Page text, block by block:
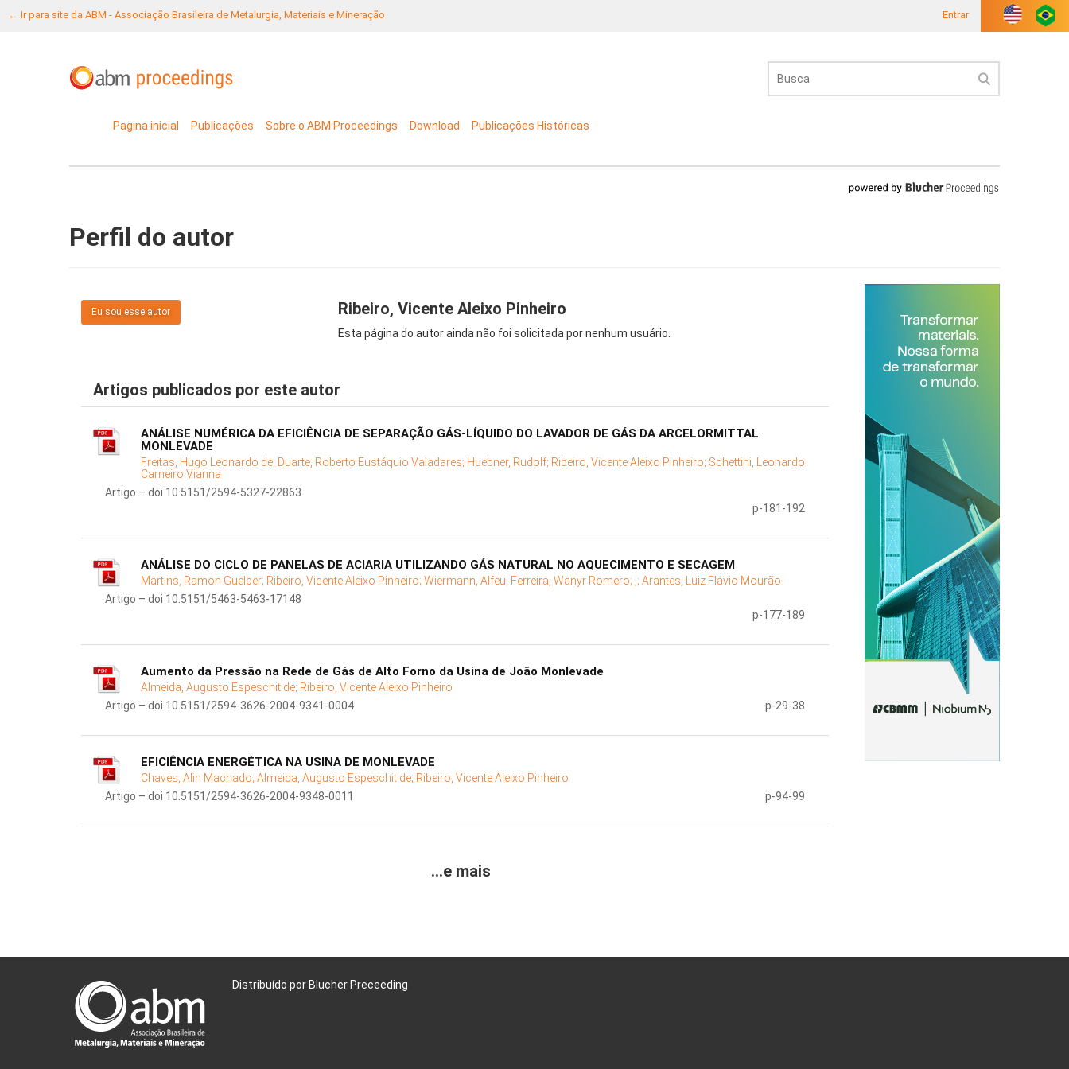
← Ir para site da ABM - Associação Brasileira de Metalurgia, Materiais e Mineração Entrar
Pagina inicial Publicações Sobre o ABM Proceedings Download Publicações Históricas
Perfil do autor
Eu sou esse autor Ribeiro, Vicente Aleixo Pinheiro
Esta página do autor ainda não foi solicitada por nenhum usuário.
Artigos publicados por este autor
ANÁLISE NUMÉRICA DA EFICIÊNCIA DE SEPARAÇÃO GÁS-LÍQUIDO DO LAVADOR DE GÁS DA ARCELORMITTAL
MONLEVADE
Freitas, Hugo Leonardo de; Duarte, Roberto Eustáquio Valadares; Huebner, Rudolf; Ribeiro, Vicente Aleixo Pinheiro; Schettini, Leonardo
Carneiro Vianna
Artigo – doi 10.5151/2594-5327-22863
p-181-192
ANÁLISE DO CICLO DE PANELAS DE ACIARIA UTILIZANDO GÁS NATURAL NO AQUECIMENTO E SECAGEM
Martins, Ramon Guelber; Ribeiro, Vicente Aleixo Pinheiro; Wiermann, Alfeu; Ferreira, Wanyr Romero; ,; Arantes, Luiz Flávio Mourão
Artigo – doi 10.5151/5463-5463-17148
p-177-189
Aumento da Pressão na Rede de Gás de Alto Forno da Usina de João Monlevade
Almeida, Augusto Espeschit de; Ribeiro, Vicente Aleixo Pinheiro
Artigo – doi 10.5151/2594-3626-2004-9341-0004
p-29-38
EFICIÊNCIA ENERGÉTICA NA USINA DE MONLEVADE
Chaves, Alin Machado; Almeida, Augusto Espeschit de; Ribeiro, Vicente Aleixo Pinheiro
Artigo – doi 10.5151/2594-3626-2004-9348-0011
p-94-99
...e mais
Distribuído por Blucher Preceeding